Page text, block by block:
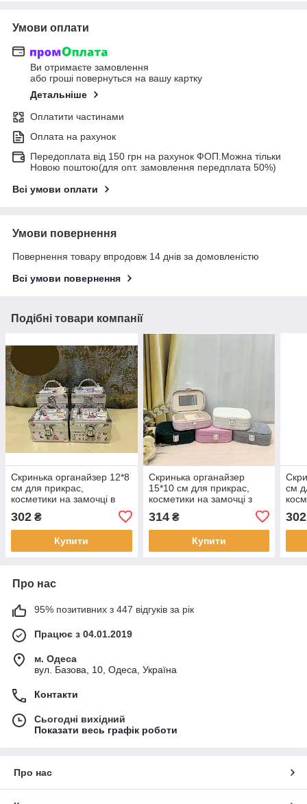
Умови оплати
Ви отримаєте замовлення
або гроші повернуться на вашу картку
Детальніше
Оплатити частинами
Оплата на рахунок
Передоплата від 150 грн на рахунок ФОП.Можна тільки
Новою поштою(для опт. замовлення передплата 50%)
Всі умови оплати
Умови повернення
Повернення товару впродовж 14 днів за домовленістю
Всі умови повернення
Подібні товари компанії
Скринька органайзер 12*8
см для прикрас,
косметики на замочці в
302 ₴
Купити
Скринька органайзер
15*10 см для прикрас,
косметики на замочці з
314₴
Купити
см
302
Про нас
95% позитивних з 447 відгуків за рік
Працює з 04.01.2019
м. Одеса
вул. Базова, 10, Одеса, Україна
Контакти
Сьогодні вихідний
Показати весь графік роботи
Про нас